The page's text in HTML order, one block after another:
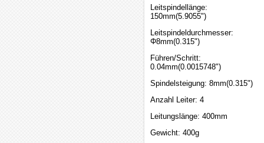
Leitspindellänge:
150mm(5.9055")
Leitspindeldurchmesser:
Φ8mm(0.315")
Führen/Schritt:
0.04mm(0.0015748")
Spindelsteigung: 8mm(0.315")
Anzahl Leiter: 4
Leitungslänge: 400mm
Gewicht: 400g